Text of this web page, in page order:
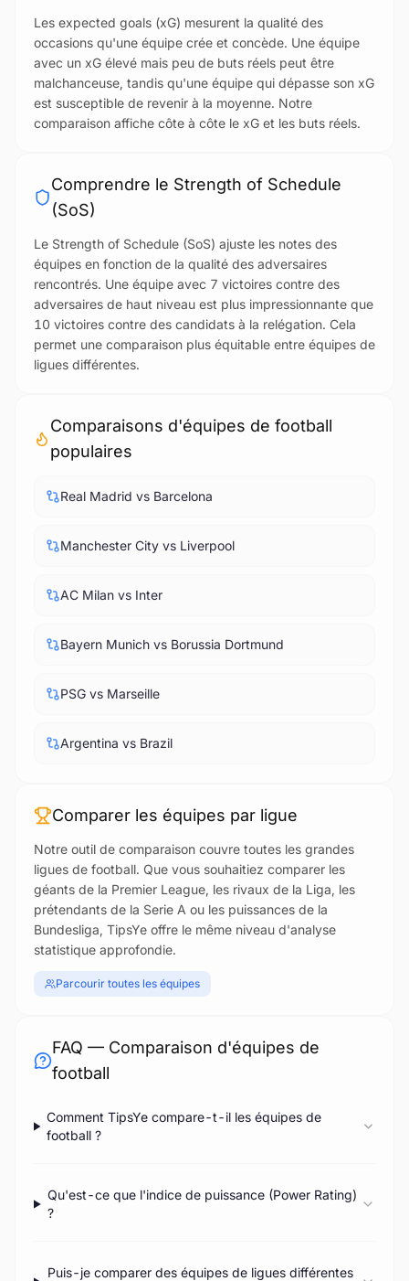
Les expected goals (xG) mesurent la qualité des
occasions qu'une équipe crée et concède. Une équipe
avec un xG élevé mais peu de buts réels peut être
malchanceuse, tandis qu'une équipe qui dépasse son xG
est susceptible de revenir à la moyenne. Notre
comparaison affiche côte à côte le xG et les buts réels.
Comprendre le Strength of Schedule
(SoS)
Le Strength of Schedule (SoS) ajuste les notes des
équipes en fonction de la qualité des adversaires
rencontrés. Une équipe avec 7 victoires contre des
adversaires de haut niveau est plus impressionnante que
10 victoires contre des candidats à la relégation. Cela
permet une comparaison plus équitable entre équipes de
ligues différentes.
Comparaisons d'équipes de football
populaires
Real Madrid vs Barcelona
Manchester City vs Liverpool
AC Milan vs Inter
Bayern Munich vs Borussia Dortmund
PSG vs Marseille
Argentina vs Brazil
Comparer les équipes par ligue
Notre outil de comparaison couvre toutes les grandes
ligues de football. Que vous souhaitiez comparer les
géants de la Premier League, les rivaux de la Liga, les
prétendants de la Serie A ou les puissances de la
Bundesliga, TipsYe offre le même niveau d'analyse
statistique approfondie.
Parcourir toutes les équipes
FAQ — Comparaison d'équipes de
football
Comment TipsYe compare-t-il les équipes de
football ?
Qu'est-ce que l'indice de puissance (Power Rating)
?
Puis-je comparer des équipes de ligues différentes